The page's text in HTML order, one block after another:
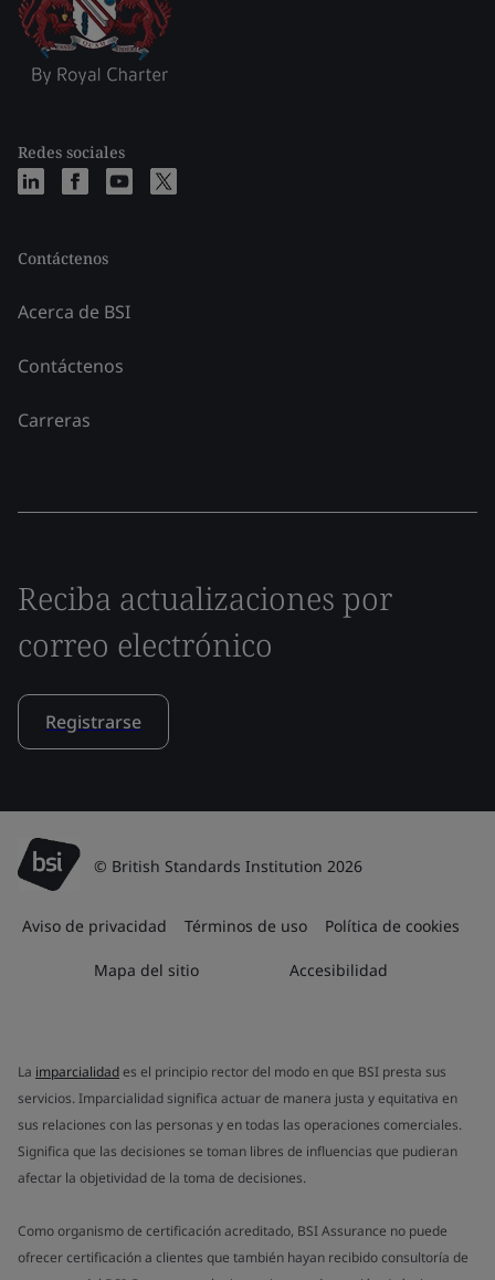
Redes sociales
Contáctenos
Acerca de BSI
Contáctenos
Carreras
Reciba actualizaciones por
correo electrónico
Registrarse
© British Standards Institution 2026
Aviso de privacidad Términos de uso Política de cookies
Mapa del sitio Accesibilidad
La imparcialidades el principio rector del modo en que BSI presta sus
servicios. Imparcialidad significa actuar de manera justa y equitativa en
sus relaciones con las personas y en todas las operaciones comerciales.
Significa que las decisiones se toman libres de influencias que pudieran
afectar la objetividad de la toma de decisiones.
Como organismo de certificación acreditado, BSI Assurance no puede
ofrecer certificación a clientes que también hayan recibido consultoría de